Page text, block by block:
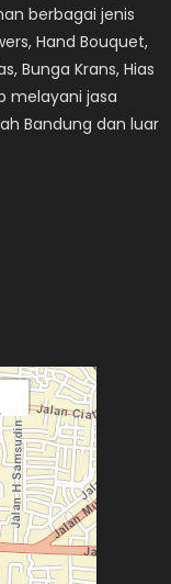
berbagai jenis
Hand Bouquet,
Bunga Krans, Hias
melayani jasa
Bandung dan luar